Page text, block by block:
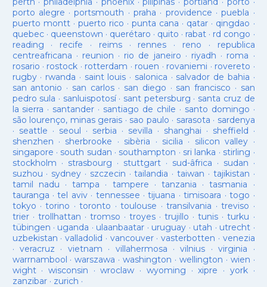
porto alegre ·portsmouth ·praha · providence ·puebla ·
puerto montt· puerto rico ·punta cana · qatar · qingdao ·
quebec· queenstown · querétaro · quito · rabat · rd congo ·
reading · recife · reims· rennes · reno · republica
centreafricana · reunion · rio de janeiro · riyadh · roma ·
rosario · rostock · rotterdam · rouen · rovaniemi · rovereto ·
rugby· rwanda · saint louis · salonica · salvador de bahia ·
san antonio · san carlos· san diego · san francisco · san
pedro sula · sanluispotosí· sant petersburg · santa cruz de
la sierra · santander · santiago de chile · santo domingo ·
são lourenço, minas gerais · sao paulo · sarasota · sardenya
· seattle · seoul · serbia · sevilla · shanghai · sheffield ·
shenzhen · sherbrooke · sibèria · sicilia · silicon valley ·
singapore · south sudan · southampton · sri lanka · stirling ·
stockholm · strasbourg · stuttgart· sud-âfrica · sudan ·
suzhou · sydney · szczecin ·tailandia ·taiwan · tajikistan ·
tamil nadu ·tampa · tampere · tanzania ·tasmania ·
tauranga ·tel aviv· tennessee ·tijuana ·timisoara ·togo ·
tokyo ·torino ·toronto ·toulouse ·transilvania ·treviso ·
trier· trollhattan · tromso · troyes·trujillo ·tunis ·turku ·
tübingen · uganda · ulaanbaatar · uruguay · utah · utrecht ·
uzbekistan · valladolid · vancouver· vasterbotten · venezia
· veracruz · vietnam · villahermosa ·vilnius ·virginia ·
warrnambool ·warszawa ·washington · wellington · wien ·
wight· wisconsin ·wroclaw · wyoming ·xipre · york·
zanzibar· zurich ·